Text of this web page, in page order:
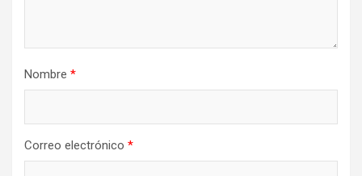
Nombre *
Correo electrónico *